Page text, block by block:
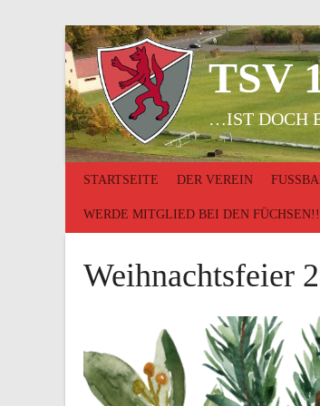
TSV
…IST DOCH
STARTSEITE DER VEREIN
WERDE MITGLIED BEI DEN
Weihnachtsfeier